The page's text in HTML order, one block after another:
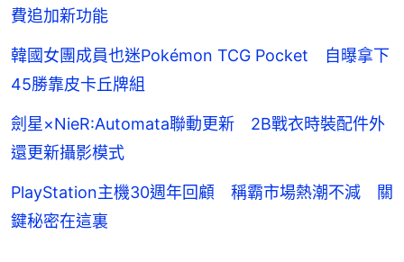
費追加新功能
韓國女團成員也迷Pokémon TCG Pocket 自曝拿下
45勝靠皮卡丘牌組
劍星×NieR:Automata聯動更新 2B戰衣時裝配件外
還更新攝影模式
PlayStation主機30週年回顧 稱霸市場熱潮不減 關
鍵秘密在這裏